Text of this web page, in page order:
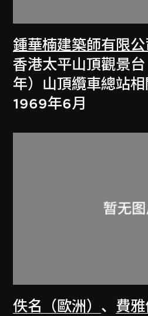
鍾華楠建築師有限公
香港太平山頂觀景
年）山頂纜車總站
1969年6月
佚名（歐洲） 、 費